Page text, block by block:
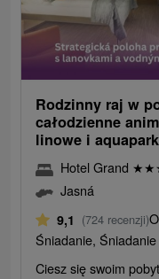
Rodzinny raj w
całodzienne
linowe i
Hotel Grand ★★
Jasná
9,1 (724 recenzji)
Śniadanie,
Ciesz się swoim